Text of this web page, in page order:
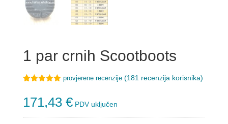
1 par crnih Scootboots
od ukupno
korisnika)
provjerene recenzije (181 recenzija korisnika)
171,43 € PDV uključen